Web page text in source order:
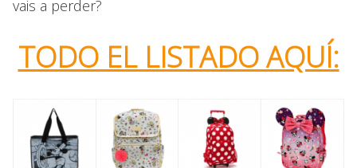
vais a perder?
TODO EL LISTADO AQUÍ: